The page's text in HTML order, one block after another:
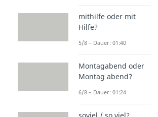
mithilfe oder mit
Hilfe?
5/8 – Dauer: 01:40
Montagabend oder
Montag abend?
6/8 – Dauer: 01:24